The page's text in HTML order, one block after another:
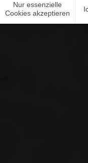
Nur essenzielle
Cookies akzeptieren